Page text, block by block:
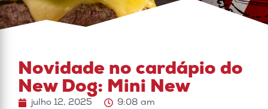
Novidade no cardápio do
New Dog: Mini New
julho 12, 2025 9:08 am